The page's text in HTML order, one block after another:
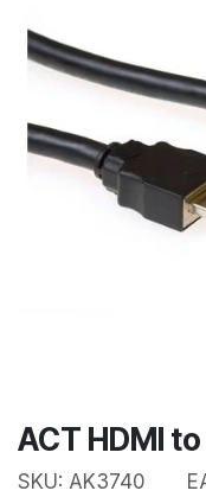
ACT HDMI
SKU: AK3740